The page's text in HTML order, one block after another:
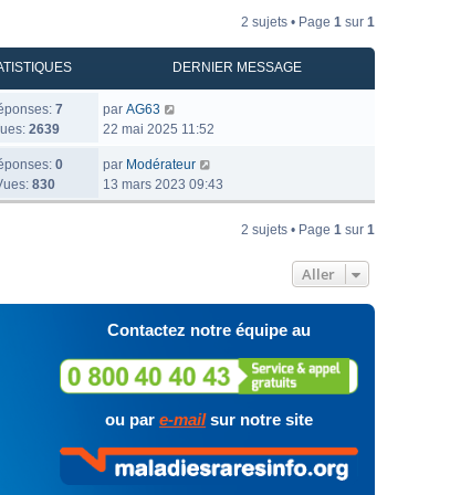
2 sujets • Page 1 sur 1
DERNIER MESSAGE
7
2639
par AG63
22 mai 2025 11:52
0
830
par Modérateur
13 mars 2023 09:43
2 sujets • Page 1 sur 1
Aller
Contactez notre équipe au
ou par e-mailsur notre site